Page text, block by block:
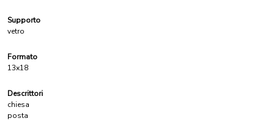
Supporto
vetro
Formato
13x18
Descrittori
chiesa
posta